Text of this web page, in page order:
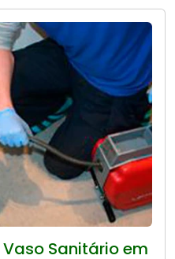
Sanitário em